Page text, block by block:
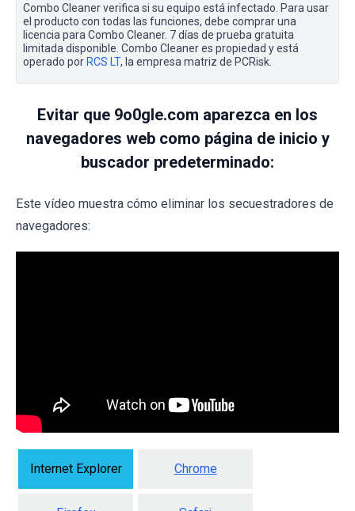
Combo Cleaner verifica si su equipo está infectado. Para usar
el producto con todas las funciones, debe comprar una
licencia para Combo Cleaner. 7 días de prueba gratuita
limitada disponible. Combo Cleaner es propiedad y está
operado por RCS LT, la empresa matriz de PCRisk.
Evitar que 9o0gle.com aparezca en los
navegadores web como página de inicio y
buscador predeterminado:
Este vídeo muestra cómo eliminar los secuestradores de
navegadores:
Internet Explorer Chrome